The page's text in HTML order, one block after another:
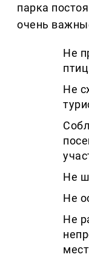
парка
очень
Не
Не
Не
Не
Не